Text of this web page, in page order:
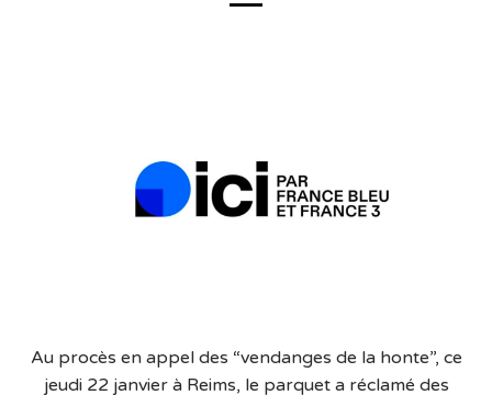
Au procès en appel des “vendanges de la honte”, ce
jeudi 22 janvier à Reims, le parquet a réclamé des